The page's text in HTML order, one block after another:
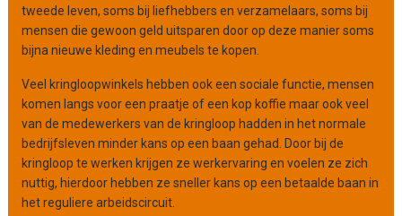
tweede leven, soms bij liefhebbers en verzamelaars, soms bij
mensen die gewoon geld uitsparen door op deze manier soms
bijna nieuwe kleding en meubels te kopen.
Veel kringloopwinkels hebben ook een sociale functie, mensen
komen langs voor een praatje of een kop koffie maar ook veel
van de medewerkers van de kringloop hadden in het normale
bedrijfsleven minder kans op een baan gehad. Door bij de
kringloop te werken krijgen ze werkervaring en voelen ze zich
nuttig, hierdoor hebben ze sneller kans op een betaalde baan in
het reguliere arbeidscircuit.